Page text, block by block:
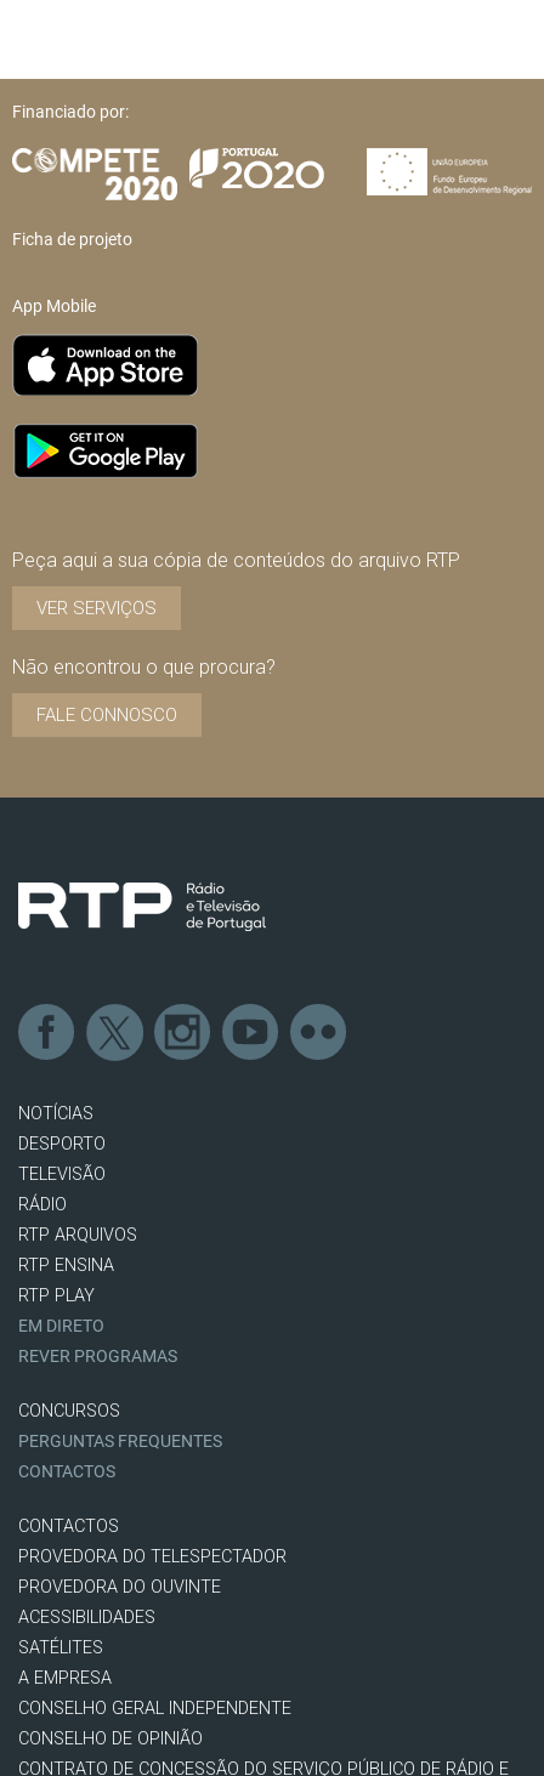
Financiado por:
Ficha de projeto
App Mobile
Peça aqui a sua cópia de conteúdos do arquivo RTP
VER SERVIÇOS
Não encontrou o que procura?
FALE CONNOSCO
NOTÍCIAS
DESPORTO
TELEVISÃO
RÁDIO
RTP ARQUIVOS
RTP ENSINA
RTP PLAY
EM DIRETO
REVER PROGRAMAS
CONCURSOS
PERGUNTAS FREQUENTES
CONTACTOS
CONTACTOS
PROVEDORA DO TELESPECTADOR
PROVEDORA DO OUVINTE
ACESSIBILIDADES
SATÉLITES
A EMPRESA
CONSELHO GERAL INDEPENDENTE
CONSELHO DE OPINIÃO
CONTRATO DE CONCESSÃO DO SERVIÇO PÚBLICO DE RÁDIO E